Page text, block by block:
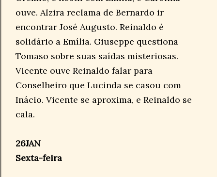
ouve. Alzira reclama de Bernardo ir
encontrar José Augusto. Reinaldo é
solidário a Emília. Giuseppe questiona
Tomaso sobre suas saídas misteriosas.
Vicente ouve Reinaldo falar para
Conselheiro que Lucinda se casou com
Inácio. Vicente se aproxima, e Reinaldo se
cala.
26JAN
Sexta-feira